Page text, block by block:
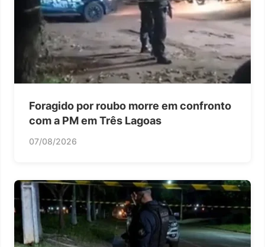
Foragido por roubo morre em confronto
com a PM em Três Lagoas
07/08/2026